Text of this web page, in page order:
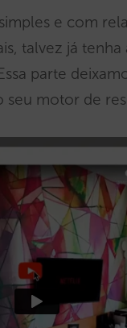
e com
talvez já
parte
motor de